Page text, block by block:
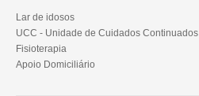
Lar de idosos
UCC - Unidade de Cuidados Continuados
Fisioterapia
Apoio Domiciliário